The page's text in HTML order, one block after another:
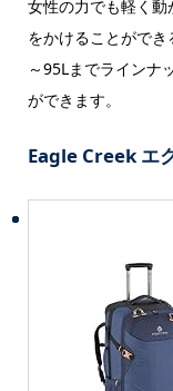
女性の力でも軽く
をかけることがで
～95Lまでラインナ
ができます。
Eagle Creek エ